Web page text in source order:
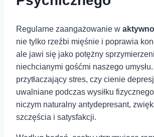
Regularne zaangażowanie w
nie tylko rzeźbi mięśnie i poprawia
ale jawi się jako potężny
niechcianymi gośćmi naszego
przytłaczający stres, czy cienie
uwalniane podczas wysiłku
niczym naturalny antydepresant,
szczęścia i satysfakcji.